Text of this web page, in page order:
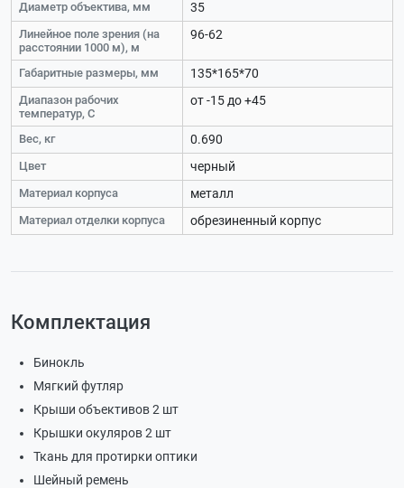
Диаметр объектива, мм 35
Линейное поле зрения (на
расстоянии 1000 м), м
96-62
Габаритные размеры, мм 135*165*70
Диапазон рабочих
температур, C
от -15 до +45
Вес, кг 0.690
Цвет черный
Материал корпуса металл
Материал отделки корпуса обрезиненный корпус
Комплектация
Бинокль
Мягкий футляр
Крыши объективов 2 шт
Крышки окуляров 2 шт
Ткань для протирки оптики
Шейный ремень